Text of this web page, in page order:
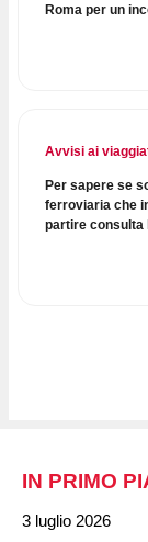
Roma per un
Avvisi ai
Per sapere se
ferroviaria che
partire consulta
IN PRIMO
3 luglio 2026